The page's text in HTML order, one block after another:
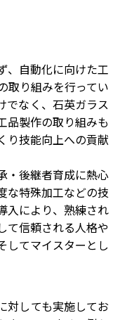
、自動化に向けた工
取り組みを行ってい
でなく、石英ガラス
品製作の取り組みも
り技能向上への貢献
・後継者育成に熱心
な特殊加工などの技
入により、熟練され
て信頼される人格や
してマイスターとし
対しても実施してお